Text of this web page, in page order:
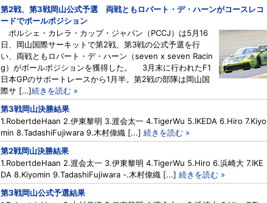
第2戦、第3戦岡山公式予選 両戦ともロバート・デ・ハーンがコースレコ
ードでポールポジション
ポルシェ・カレラ・カップ・ジャパン（PCCJ）は5月16
日、岡山国際サーキットで第2戦、第3戦の公式予選を行
い、両戦ともロバート・デ・ハーン（seven x seven Racin
g）がポールポジションを獲得した。 3月末に行われたF1
日本GPのサポートレースから1月半。第2戦の部隊は岡山国
際サ […]続きを読む »
第3戦岡山決勝結果
1.RobertdeHaan 2.伊東黎明 3.渡会太一 4.TigerWu 5.IKEDA 6.Hiro 7.Kiyo
min 8.TadashiFujiwara 9.木村偉織 [...] 続きを読む »
第2戦岡山決勝結果
1.RobertdeHaan 2.渡会太一 3.伊東黎明 4.TigerWu 5.Hiro 6.浜崎大 7.IKE
DA 8.Kiyomin 9.TadashiFujiwara -.木村偉織 [...] 続きを読む »
第3戦岡山公式予選結果